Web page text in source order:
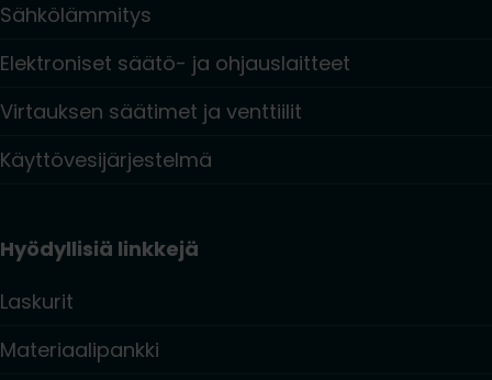
Sähkölämmitys
Elektroniset säätö- ja ohjauslaitteet
Virtauksen säätimet ja venttiilit
Käyttövesijärjestelmä
Hyödyllisiä linkkejä
Laskurit
Materiaalipankki